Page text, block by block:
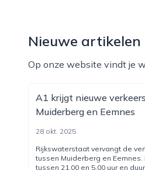
Nieuwe artikelen
Op onze website vindt je
A1 krijgt nieuwe
Muiderberg en Eemnes
28 okt. 2025
Rijkswaterstaat vervangt de
tussen Muiderberg en
tussen 21.00 en 5.00 uur en